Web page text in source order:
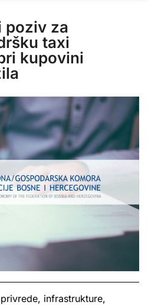
poziv za
taxi
kupovini
infrastrukture,